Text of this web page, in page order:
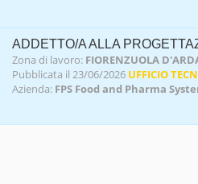
ADDETTO/A ALLA
Zona di lavoro: FIORENZUOLA
Pubblicata il 23/06/2026 UFFICIO
Azienda: FPS Food and Pharma